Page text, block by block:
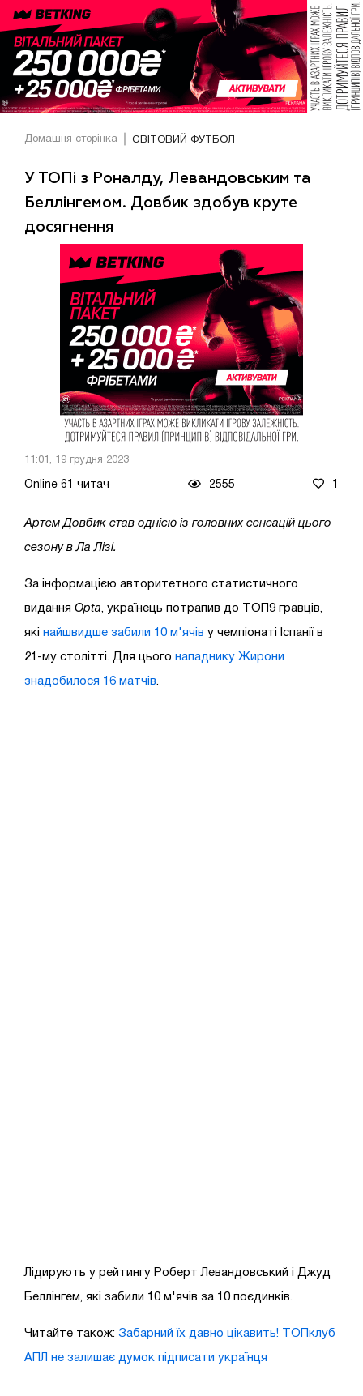
Домашня сторінка СВІТОВИЙ ФУТБОЛ
У ТОПі з Роналду, Левандовським та
Беллінгемом. Довбик здобув круте
досягнення
11:01, 19 грудня 2023
Online 61 читач 2555 1
Артем Довбик став однією із головних сенсацій цього
сезону в Ла Лізі.
За інформацією авторитетного статистичного
видання Opta , українець потрапив до ТОП9 гравців,
які найшвидше забили 10 м'ячів у чемпіонаті Іспанії в
21-му столітті. Для цього нападнику Жирони
знадобилося 16 матчів
Лідирують у рейтингу Роберт Левандовський і Джуд
Беллінгем, які забили 10 м'ячів за 10 поєдинків.
Читайте також: Забарний їх давно цікавить! ТОПклуб
АПЛ не залишає думок підписати українця